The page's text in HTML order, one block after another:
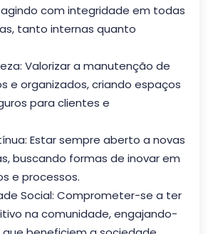
com integridade em todas
tanto internas quanto
Valorizar a manutenção de
e organizados, criando espaços
para clientes e
Estar sempre aberto a novas
buscando formas de inovar em
e processos.
Social: Comprometer-se a ter
na comunidade, engajando-